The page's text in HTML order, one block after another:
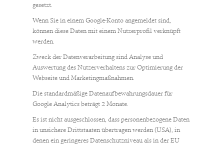
gesetzt.
Wenn Sie in einem Google-Konto angemeldet sind,
können diese Daten mit einem Nutzerprofil verknüpft
werden.
Zweck der Datenverarbeitung sind Analyse und
Auswertung des Nutzerverhaltens zur Optimierung der
Webseite und Marketingmaßnahmen.
Die standardmäßige Datenaufbewahrungsdauer für
Google Analytics beträgt 2 Monate.
Es ist nicht ausgeschlossen, dass personenbezogene Daten
in unsichere Drittstaaten übertragen werden (USA), in
denen ein geringeres Datenschutzniveau als in der EU